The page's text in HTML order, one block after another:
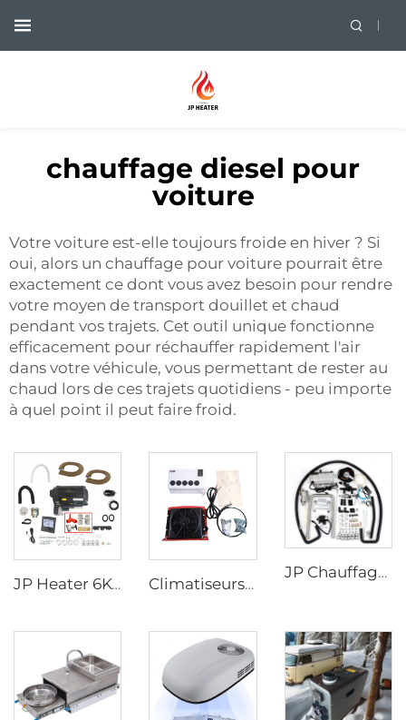
chauffage diesel pour
voiture
Votre voiture est-elle toujours froide en hiver ? Si
oui, alors un chauffage pour voiture pourrait être
exactement ce dont vous avez besoin pour rendre
votre moyen de transport douillet et chaud
pendant vos trajets. Cet outil unique fonctionne
efficacement pour réchauffer rapidement l'air
dans votre véhicule, vous permettant de rester au
chaud lors de ces trajets quotidiens - peu importe
à quel point il peut faire froid.
JP Heater 6KW 12V LPG Gaz Combi 110V 220V Chauffage air et eau similaire à truma combi 6e Climatiseurs DC 12V pour cabine de sommeil des camions utilisant d'autres systèmes de climatisation électrique
JP Chauffage stationnaire liquide 5KW 12V Chauffage de voiture au gaz Essence Chauffage hydronique liquide